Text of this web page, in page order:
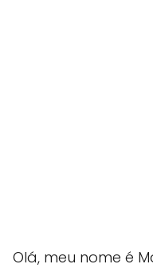
Olá, meu nome é